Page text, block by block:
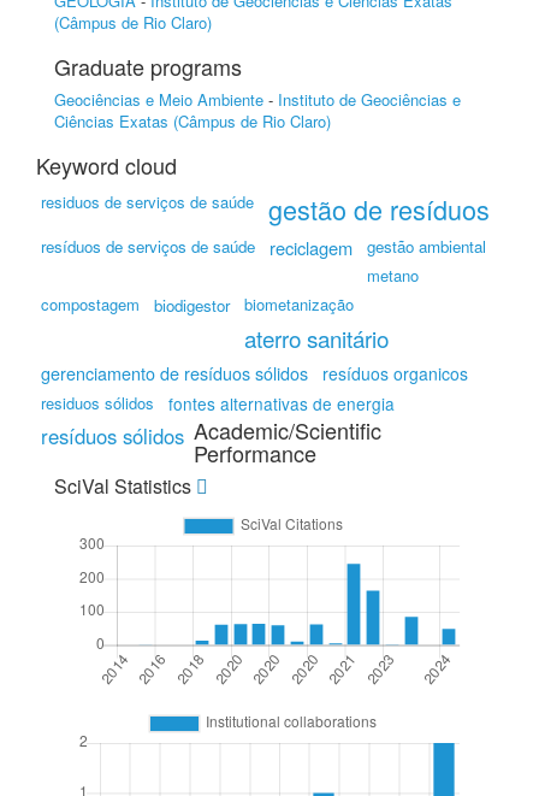
(Câmpus de Rio Claro)
Graduate programs
Geociências e Meio Ambiente - Instituto de Geociências e
Ciências Exatas (Câmpus de Rio Claro)
Keyword cloud
residuos de serviços de saúde gestão de resíduos
resíduos de serviços de saúde reciclagem
gestão ambiental
metano
compostagem
biodigestor biometanização
aterro sanitário
gerenciamento de resíduos sólidos resíduos organicos
residuos sólidos fontes alternativas de energia
resíduos sólidos Academic/Scientific
Performance
SciVal Statistics